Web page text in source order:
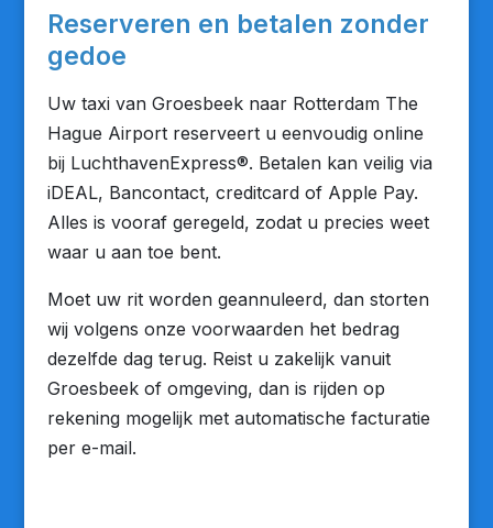
Reserveren en betalen zonder
gedoe
Uw taxi van Groesbeek naar Rotterdam The
Hague Airport reserveert u eenvoudig online
bij LuchthavenExpress®. Betalen kan veilig via
iDEAL, Bancontact, creditcard of Apple Pay.
Alles is vooraf geregeld, zodat u precies weet
waar u aan toe bent.
Moet uw rit worden geannuleerd, dan storten
wij volgens onze voorwaarden het bedrag
dezelfde dag terug. Reist u zakelijk vanuit
Groesbeek of omgeving, dan is rijden op
rekening mogelijk met automatische facturatie
per e-mail.